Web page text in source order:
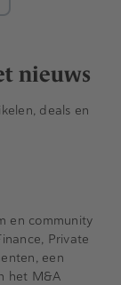
nieuws
deals en
en community
Private
een
het M&A